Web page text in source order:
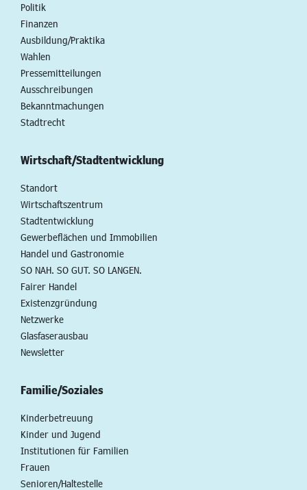
Politik
Finanzen
Ausbildung/Praktika
Wahlen
Pressemitteilungen
Ausschreibungen
Bekanntmachungen
Stadtrecht
Wirtschaft/Stadtentwicklung
Standort
Wirtschaftszentrum
Stadtentwicklung
Gewerbeflächen und Immobilien
Handel und Gastronomie
SO NAH. SO GUT. SO LANGEN.
Fairer Handel
Existenzgründung
Netzwerke
Glasfaserausbau
Newsletter
Familie/Soziales
Kinderbetreuung
Kinder und Jugend
Institutionen für Familien
Frauen
Senioren/Haltestelle